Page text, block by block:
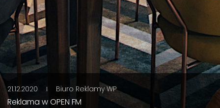
21.12.2020 Biuro Reklamy WP
Reklama w OPEN FM